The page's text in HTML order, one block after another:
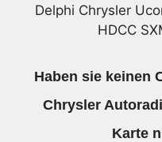
Delphi Chrysler
HDCC
Haben sie keinen
Chrysler
Karte